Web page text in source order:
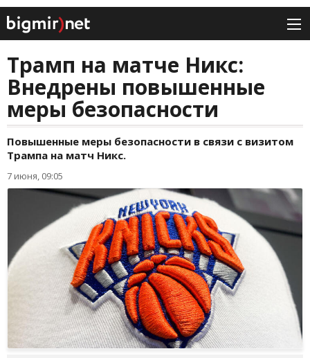
Трамп на матче Никс:
Внедрены повышенные
меры безопасности
Повышенные меры безопасности в связи с визитом
Трампа на матч Никс.
7 июня, 09:05